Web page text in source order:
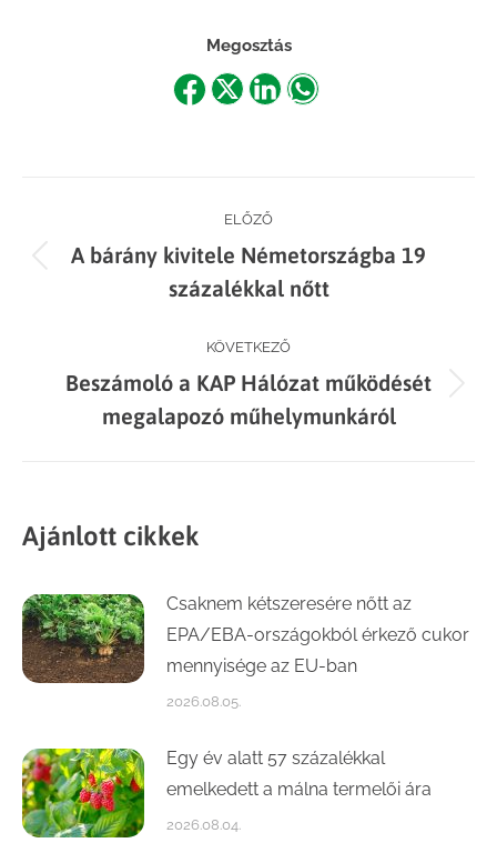
Megosztás
ShareShareShareShare
navigation
ELŐZŐ
Previous
post:
A bárány kivitele Németországba 19
százalékkal nőtt
KÖVETKEZŐ
Next
post:
Beszámoló a KAP Hálózat működését
megalapozó műhelymunkáról
Ajánlott cikkek
Csaknem kétszeresére nőtt az
EPA/EBA-országokból érkező cukor
mennyisége az EU-ban
2026.08.05.
Egy év alatt 57 százalékkal
emelkedett a málna termelői ára
2026.08.04.